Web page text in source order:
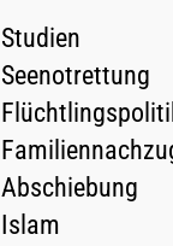
Studien
Seenotrettung
Abschiebung
Islam